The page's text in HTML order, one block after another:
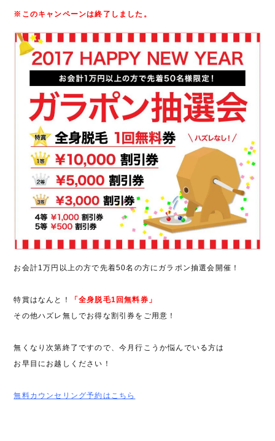
※このキャンペーンは終了しました。
お会計1万円以上の方で先着50名の方にガラポン抽選会開催！
特賞はなんと！
「全身脱毛1回無料券」
その他ハズレ無しでお得な割引券をご用意！
無くなり次第終了ですので、今月行こうか悩んでいる方は
お早目にお越しください！
無料カウンセリング予約はこちら